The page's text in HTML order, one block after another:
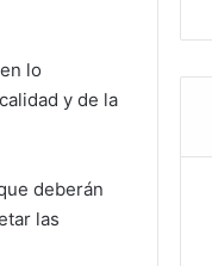
lo
y de la
deberán
las